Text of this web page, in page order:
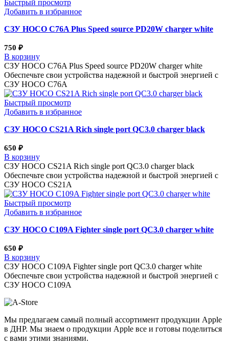
Быстрый просмотр
Добавить в избранное
СЗУ HOCO C76A Plus Speed source PD20W charger white
750 ₽
В корзину
СЗУ HOCO C76A Plus Speed source PD20W charger white
Обеспечьте свои устройства надежной и быстрой энергией с
СЗУ HOCO C76A
Быстрый просмотр
Добавить в избранное
СЗУ HOCO CS21A Rich single port QC3.0 charger black
650 ₽
В корзину
СЗУ HOCO CS21A Rich single port QC3.0 charger black
Обеспечьте свои устройства надежной и быстрой энергией с
СЗУ HOCO CS21A
Быстрый просмотр
Добавить в избранное
СЗУ HOCO C109A Fighter single port QC3.0 charger white
650 ₽
В корзину
СЗУ HOCO C109A Fighter single port QC3.0 charger white
Обеспечьте свои устройства надежной и быстрой энергией с
СЗУ HOCO C109A
Мы предлагаем самый полный ассортимент продукции Apple
в ДНР. Мы знаем о продукции Apple все и готовы поделиться
с вами этими знаниями.